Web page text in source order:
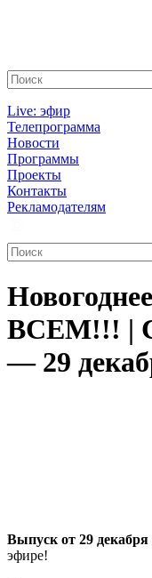
Live: эфир
Телепрограмма
Новости
Программы
Проекты
Контакты
Рекламодателям
ВСЕМ!!! |
— 29
Выпуск от 29 декабря
эфире!